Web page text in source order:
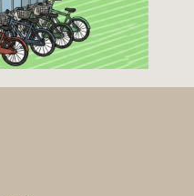
別出張所に直接お持ちくだ
郵送申請（2月8日 消印有
付けています。 次年度の
1月ごろに利用申請一斉受
細は区広報、HP等でご案内
が決定した方は、交通対策
申請結果通知」「納付
の自転等駐輪場にお持ち
ください。 ※収容台数を超